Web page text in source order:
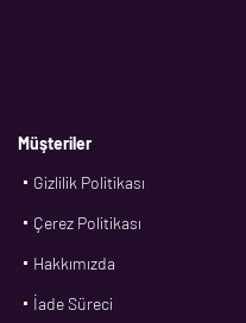
Müşteriler
Gizlilik Politikası
Çerez Politikası
Hakkımızda
İade Süreci